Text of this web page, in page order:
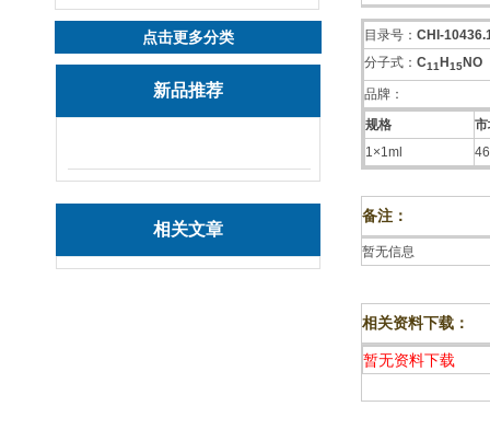
点击更多分类
新品推荐
相关文章
目录号： CHI-
分子式： C11H 15NO
品牌：
规格
1×1ml
备注：
暂无信息
相关资料下载：
暂无资料下载